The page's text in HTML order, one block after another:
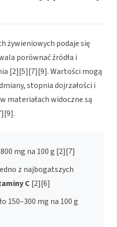
żywieniowych podaje się
porównać źródła i
[2][5][7][9]. Wartości mogą
stopnia dojrzałości i
materiałach widoczne są
mg na 100 g [2][7]
z najbogatszych
C [2][6]
150–300 mg na 100 g